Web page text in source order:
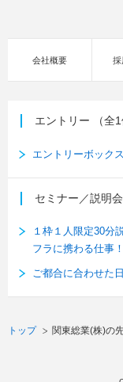
会社概要 採
エントリー （全1
エントリーボックス
セミナー／説明会
１枠１人限定30分
フラに携わる仕事！
ご都合に合わせた
トップ 関東総業(株)の